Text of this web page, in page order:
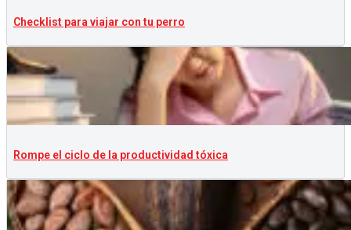
Checklist para viajar con tu perro
Rompe el ciclo de la productividad tóxica